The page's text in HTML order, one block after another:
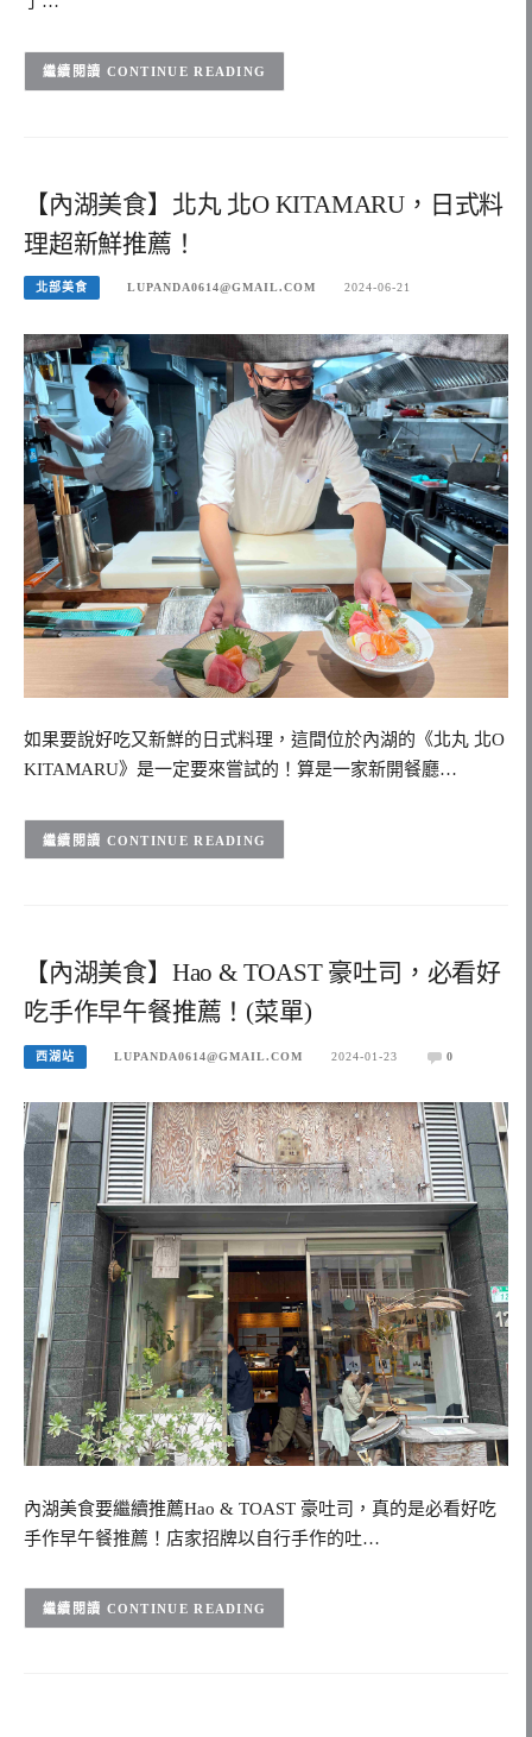
CONTINUE READING
【內湖美食】北丸 北O KITAMARU，日式料
理超新鮮推薦！
北部美食 LUPANDA0614@GMAIL.COM 2024-06-21
如果要說好吃又新鮮的日式料理，這間位於內湖的《北丸 北O
KITAMARU》是一定要來嘗試的！算是一家新開餐廳…
CONTINUE READING
【內湖美食】Hao & TOAST 豪吐司，必看好
吃手作早午餐推薦！(菜單)
西湖站 LUPANDA0614@GMAIL.COM 2024-01-23 0
內湖美食要繼續推薦Hao & TOAST 豪吐司，真的是必看好吃
手作早午餐推薦！店家招牌以自行手作的吐…
CONTINUE READING